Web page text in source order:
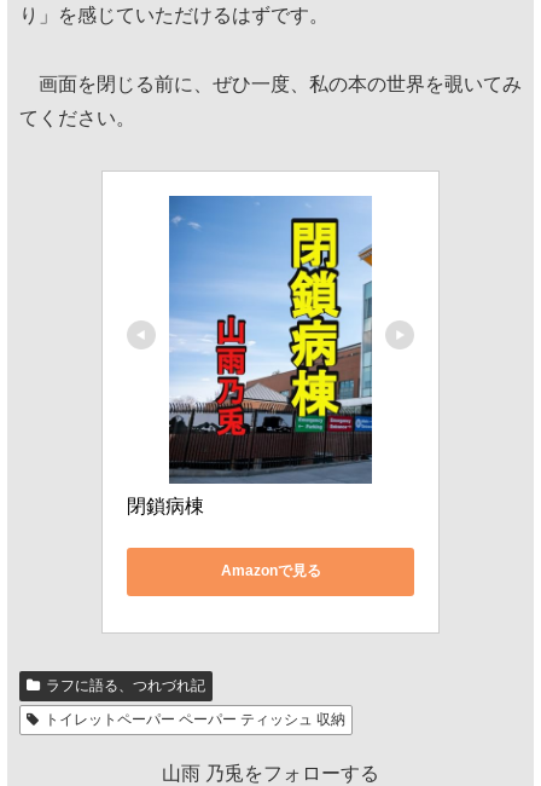
り」を感じていただけるはずです。
画面を閉じる前に、ぜひ一度、私の本の世界を覗いてみ
てください。
閉鎖病棟
Amazonで見る
ラフに語る、つれづれ記
トイレットペーパー ペーパー ティッシュ 収納
山雨 乃兎をフォローする